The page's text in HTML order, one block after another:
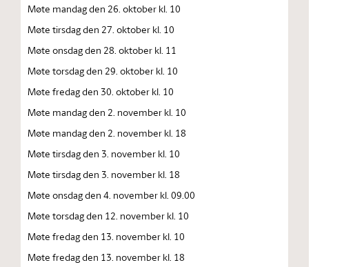
Møte mandag den 26. oktober kl. 10
Møte tirsdag den 27. oktober kl. 10
Møte onsdag den 28. oktober kl. 11
Møte torsdag den 29. oktober kl. 10
Møte fredag den 30. oktober kl. 10
Møte mandag den 2. november kl. 10
Møte mandag den 2. november kl. 18
Møte tirsdag den 3. november kl. 10
Møte tirsdag den 3. november kl. 18
Møte onsdag den 4. november kl. 09.00
Møte torsdag den 12. november kl. 10
Møte fredag den 13. november kl. 10
Møte fredag den 13. november kl. 18